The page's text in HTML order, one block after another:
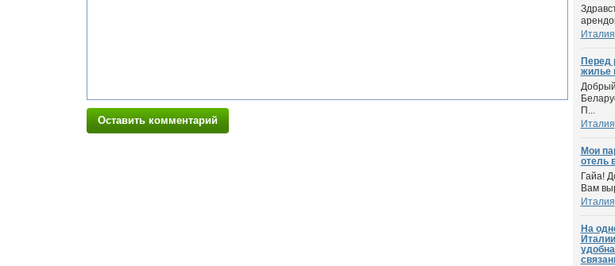
Оставить комментарий
Италия
Перед
жилье
П...
Италия
Мои
отель
Гайа!
Вам
Италия
На